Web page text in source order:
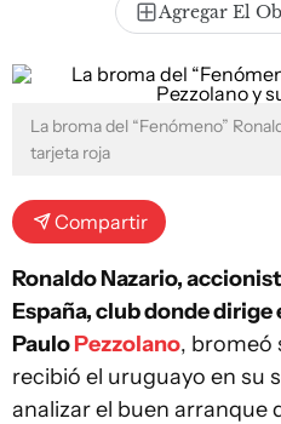
Agregar El
La broma del “Fenómeno”
tarjeta roja
Compartir
Ronaldo Nazario,
España, club donde
PauloPezzolano, bromeó
recibió el uruguayo en su
analizar el buen arranque